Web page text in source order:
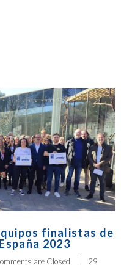
finalistas de
2023
are Closed
29